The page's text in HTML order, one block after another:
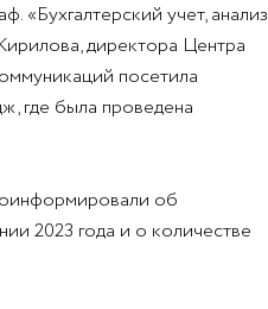
«Бухгалтерский учет, анализ
директора Центра
посетила
где была проведена
об
2023 года и о количестве